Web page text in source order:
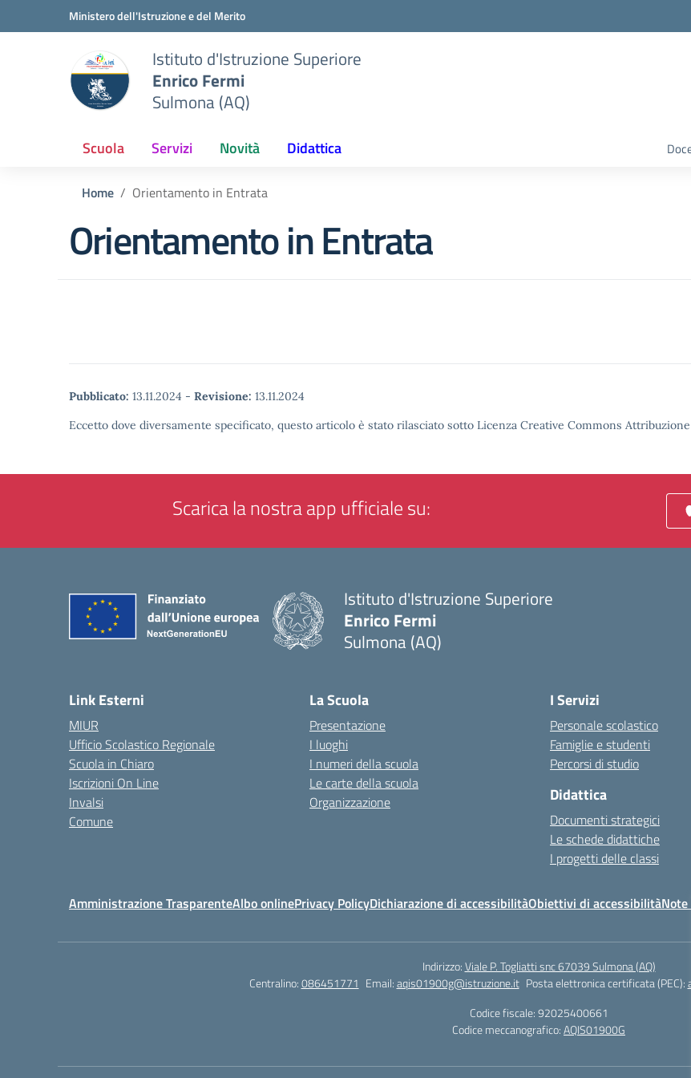
Vai ai contenuti
Vai al menu di navigazioneMinistero dell'Istruzione e del Merito
Istituto d'Istruzione Superiore
Enrico Fermi
Sulmona (AQ)
Scuola Servizi Novità Didattica
Home Orientamento in Entrata
Orientamento in Entrata
Pubblicato: 13.11.2024 - Revisione: 13.11.2024
Eccetto dove diversamente specificato, questo articolo è stato rilasciato sotto Licenza Creative Commons
Scarica la nostra app ufficiale su:
Istituto d'Istruzione Superiore
Enrico Fermi
Sulmona (AQ)
Link Esterni
MIUR
Ufficio Scolastico Regionale
Scuola in Chiaro
Iscrizioni On Line
Invalsi
Comune
La Scuola
Presentazione
I luoghi
I numeri della scuola
Le carte della scuola
Organizzazione
I Servizi
Personale scolastico
Famiglie e studenti
Percorsi di studio
Didattica
Documenti strategici
Le schede didattiche
I progetti delle classi
Amministrazione TrasparenteAlbo onlinePrivacy PolicyDichiarazione di accessibilitàObiettivi di accessibilitàNote
Indirizzo:Viale P. Togliatti snc 67039 Sulmona (AQ)
Centralino:086451771 Email:aqis01900g@istruzione.it Posta elettronica certificata (PEC):
Codice fiscale: 92025400661
Codice meccanografico:AQIS01900G